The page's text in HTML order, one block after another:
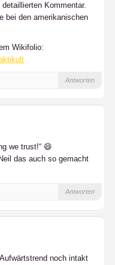
Kommentar.
bei den amerikanischen
Wikifolio:
Antworten
we trust!“ 😄
das auch so gemacht
Antworten
noch intakt